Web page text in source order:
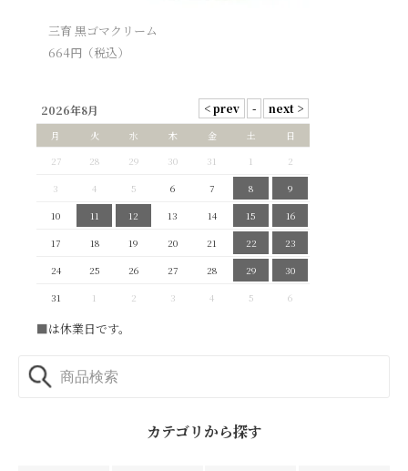
三育 黒ゴマクリーム
664円（税込）
2026年8月
月 火 水 木 金 土
日
27
28 29 30 31 1
2
3
4 5 6 7 8
9
10
11 12 13 14 15
16
17
18 19 20 21 22
23
24
25 26 27 28 29
30
31
1 2 3 4 5 6
■は休業日です。
カテゴリから探す